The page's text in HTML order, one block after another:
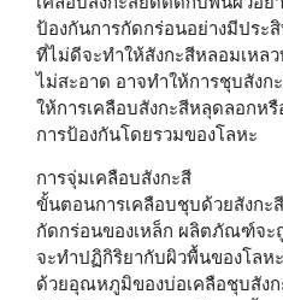
ป้องกันการกัดกร่อนอย่างมีประ
ที่ไม่ดีจะทำให้สังกะสีหลอมเหล
ไม่สะอาด อาจทำให้การชุบสัง
ให้การเคลือบสังกะสีหลุดลอกห
การป้องกันโดยรวมของโลหะ
การจุ่มเคลือบสังกะสี
ขั้นตอนการเคลือบชุบด้วยสังกะ
กัดกร่อนของเหล็ก ผลิตภัณฑ์จะ
จะทำปฏิกิริยากับผิวพื้นของโลห
ด้วยอุณหภูมิของบ่อเคลือชุบสัง